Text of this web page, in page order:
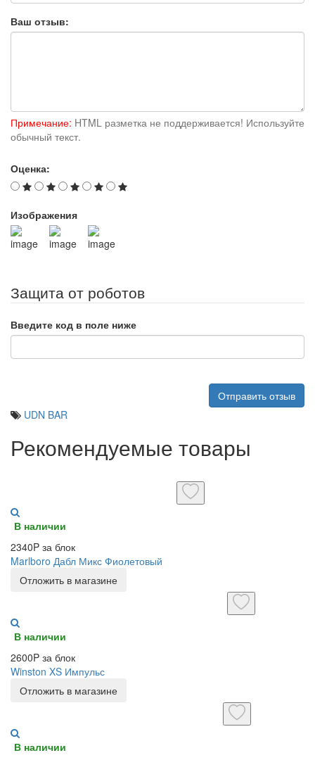
Ваш отзыв:
Примечание: HTML разметка не поддерживается! Используйте
обычный текст.
Оценка:
Изображения
Защита от роботов
Введите код в поле ниже
Отправить отзыв
UDN BAR
Рекомендуемые товары
В наличии
2340P за блок
Marlboro Дабл Микс Фиолетовый
Отложить в магазине
В наличии
2600P за блок
Winston XS Импульс
Отложить в магазине
В наличии